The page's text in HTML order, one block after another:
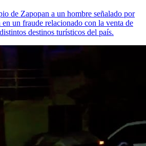
de Zapopan a un hombre señalado por
un fraude relacionado con la venta de
destinos turísticos del país.